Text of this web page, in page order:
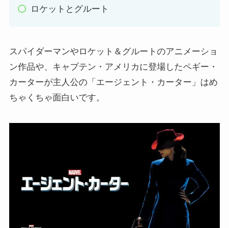
ロケットとグルート
スパイダーマンやロケット＆グルートのアニメーショ
ン作品や、キャプテン・アメリカに登場したペギー・
カーターが主人公の「エージェント・カーター」はめ
ちゃくちゃ面白いです。